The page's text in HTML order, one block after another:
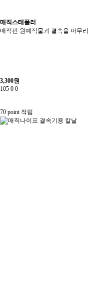
매직스테플러
매직핀 원예작물과 결속을 마무리
3,300원
105 0 0
70 point적립